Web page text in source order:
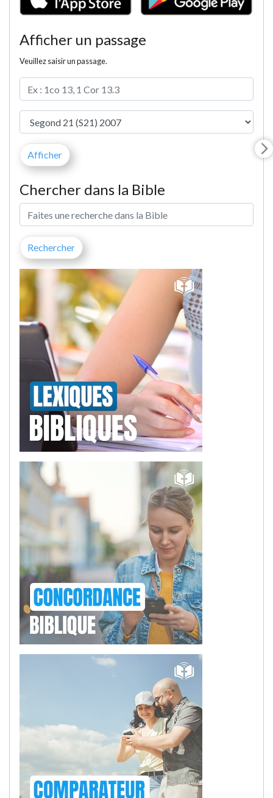
Afficher un passage
Veuillez saisir un passage.
Chercher dans la Bible